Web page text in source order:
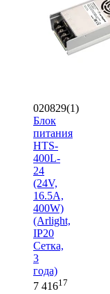
020829(1)
Блок
питания
HTS-
400L-
24
(24V,
16.5A,
400W)
(Arlight,
IP20
Сетка,
3
года)
7 41617